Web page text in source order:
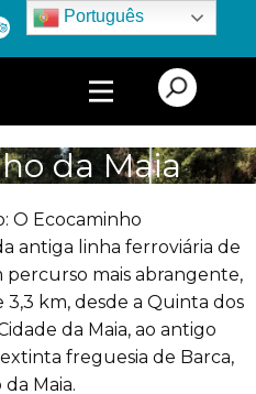
Português
da Maia
O Ecocaminho
antiga linha ferroviária de
mais abrangente,
km, desde a Quinta dos
da Maia, ao antigo
freguesia de Barca,
Maia.